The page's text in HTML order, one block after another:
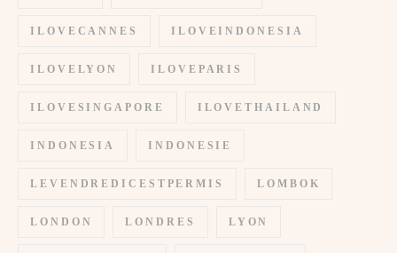
ILOVECANNES ILOVEINDONESIA
ILOVELYON ILOVEPARIS
ILOVESINGAPORE ILOVETHAILAND
INDONESIA INDONESIE
LEVENDREDICESTPERMIS LOMBOK
LONDON LONDRES LYON